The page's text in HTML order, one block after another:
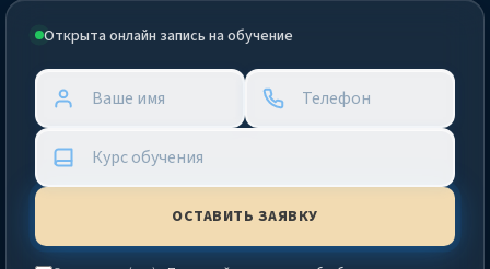
Открыта онлайн запись на обучение